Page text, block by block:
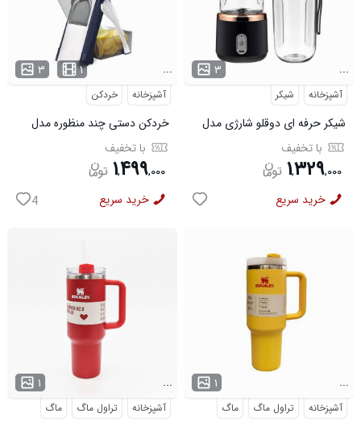
۳ ۱ ...
آشپزخانه خردکن
خردکن دستی چند منظوره مدل
48457با تخفیف
۱,۴۹۹,۰۰۰
خرید سریع 4
۳ ...
آشپزخانه شیکر
شیکر حرفه ای دوقلو شارژی مدل
48100با تخفیف
۱,۳۲۹,۰۰۰
خرید سریع
۱ ...
آشپزخانه تراول ماگ ماگ
۱ ...
آشپزخانه تراول ماگ ماگ